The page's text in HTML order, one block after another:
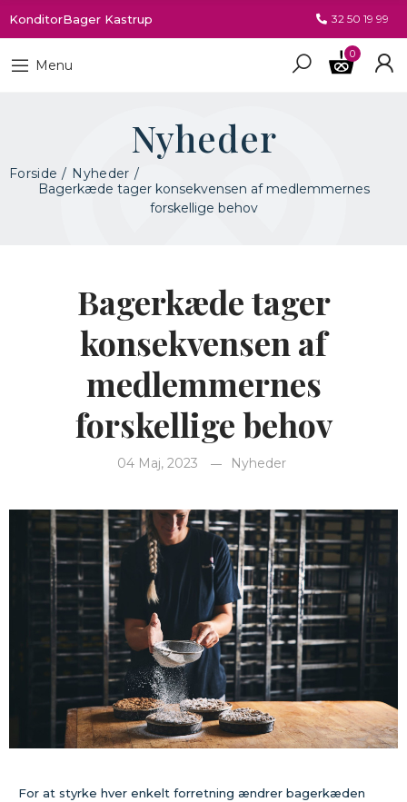
KonditorBager Kastrup 32 50 19 99
Menu
0
Nyheder
Forside
Nyheder
Bagerkæde tager konsekvensen af medlemmernes
forskellige behov
Bagerkæde tager
konsekvensen af
medlemmernes
forskellige behov
04 Maj, 2023 Nyheder
For at styrke hver enkelt forretning ændrer bagerkæden